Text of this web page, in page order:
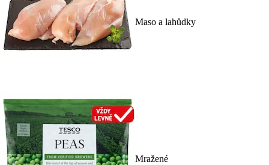
Maso a lahůdky
Mražené